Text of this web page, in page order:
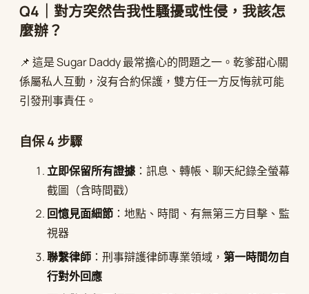
Q4｜對方突然告我性騷擾或性侵，我該怎
麼辦？
📌 這是 Sugar Daddy 最常擔心的問題之一。乾爹甜心關
係屬私人互動，沒有合約保護，雙方任一方反悔就可能
引發刑事責任。
自保 4 步驟
立即保留所有證據 ：訊息、轉帳、聊天紀錄全螢幕
截圖（含時間戳）
回憶見面細節 ：地點、時間、有無第三方目擊、監
視器
聯繫律師 ：刑事辯護律師專業領域， 第一時間勿自
行對外回應